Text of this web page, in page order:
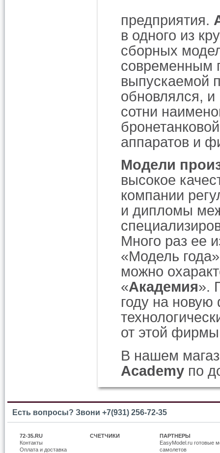
предприятия.
в одного из
сборных
современным
выпускаемой
обновлялся, и
сотни
аппаратов и
Модели
высокое
компании
и дипломы
Много раз ее
«Модель
можно
«Академия».
году на
от этой
В нашем
Academy по
Есть вопросы? Звони +7(931) 256-72-35
72-35.RU
Контакты
Оплата и доставка
СЧЕТЧИКИ
ПАРТНЕРЫ
EasyModel.ru готовые
самолетов